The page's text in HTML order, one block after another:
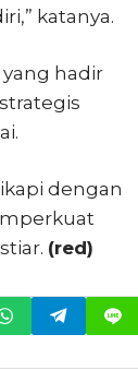
katanya.
hadir
dengan
(red)